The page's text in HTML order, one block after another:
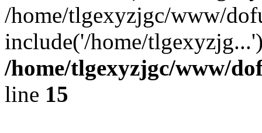
/home/tlgexyzjgc/www/
include('/home/
/home/tlgexyzjgc/www/
line 15